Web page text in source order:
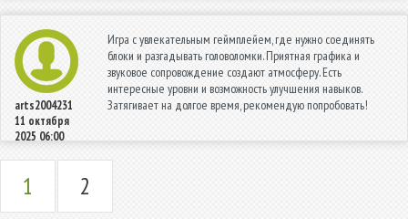
arts2004231
11 октября
2025 06:00
Игра с увлекательным геймплейем, где нужно соединять
блоки и разгадывать головоломки. Приятная графика и
звуковое сопровождение создают атмосферу. Есть
интересные уровни и возможность улучшения навыков.
Затягивает на долгое время, рекомендую попробовать!
1 2